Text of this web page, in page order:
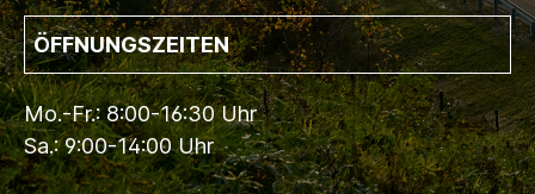
ÖFFNUNGSZEITEN
Mo.-Fr.: 8:00-16:30 Uhr
Sa.: 9:00-14:00 Uhr